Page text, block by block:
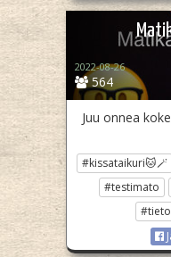
564
2022-08-26
Juu onnea
#kissataikuri🐱🪄
#testimato